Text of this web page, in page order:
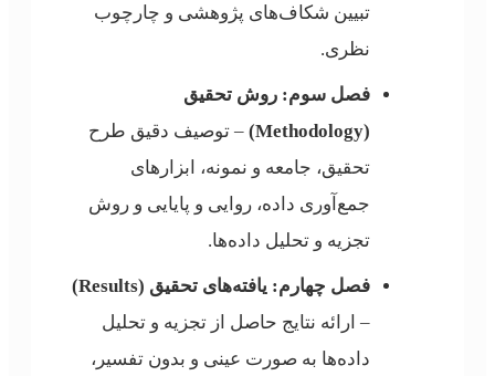
تبیین شکاف‌های پژوهشی و چارچوب
نظری.
فصل سوم: روش تحقیق
(Methodology)
– توصیف دقیق طرح
تحقیق، جامعه و نمونه، ابزارهای
جمع‌آوری داده، روایی و پایایی و روش
تجزیه و تحلیل داده‌ها.
فصل چهارم: یافته‌های تحقیق (Results)
– ارائه نتایج حاصل از تجزیه و تحلیل
داده‌ها به صورت عینی و بدون تفسیر،